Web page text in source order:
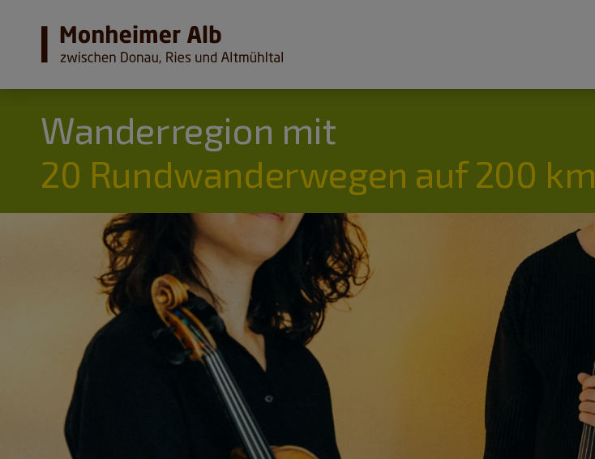
Wanderregion mit
20 Rundwanderwegen auf 200 km